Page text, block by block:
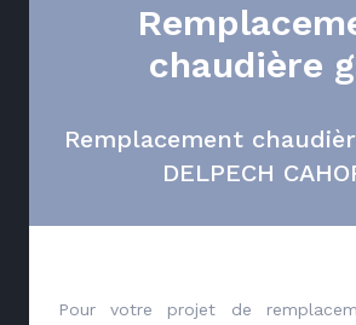
chaudière
Remplacement
DELPECH
Pour votre projet de